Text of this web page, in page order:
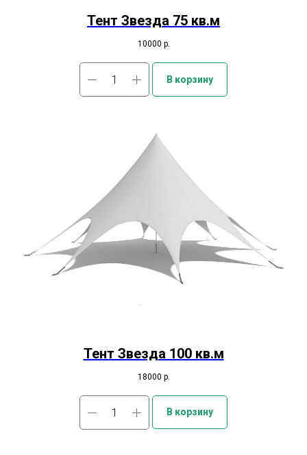
Тент Звезда 75 кв.м
10000 р.
В корзину
Тент Звезда 100 кв.м
18000 р.
В корзину